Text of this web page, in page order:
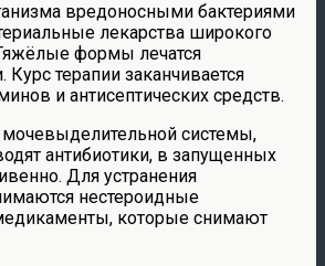
вредоносными бактериями
лекарства широкого
формы лечатся
терапии заканчивается
и антисептических средств.
системы,
антибиотики, в запущенных
Для устранения
нестероидные
которые снимают